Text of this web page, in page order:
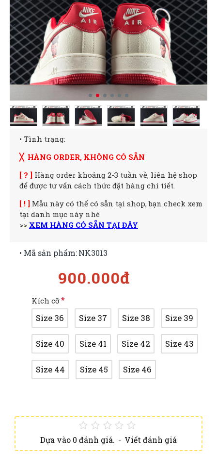
• Tình trạng:
╳ HÀNG ORDER, KHÔNG CÓ SẴN
[ ? ] Hàng order khoảng 2-3 tuần về, liên hệ shop
để được tư vấn cách thức đặt hàng chi tiết.
[ ! ] Mẫu này có thể có sẵn tại shop, bạn check xem
tại danh mục này nhé
>> XEM HÀNG CÓ SẴN TẠI ĐÂY
Dựa vào 0 đánh giá. - Viết đánh giá
900.000đ
• Mã sản phẩm:NK3013
Kích cỡ
Size 36 Size 37 Size 38 Size 39
Size 40 Size 41 Size 42 Size 43
Size 44 Size 45 Size 46